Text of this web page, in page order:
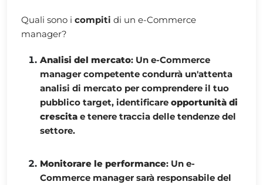
Quali sono i compiti di un e-Commerce
manager?
Analisi del mercato: Un e-Commerce
manager competente condurrà un'attenta
analisi di mercato per comprendere il tuo
pubblico target, identificare opportunità di
crescita e tenere traccia delle tendenze del
settore.
Monitorare le performance: Un e-
Commerce manager sarà responsabile del